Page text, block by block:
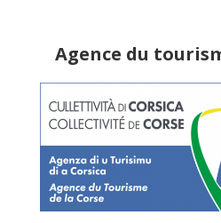
Agence du